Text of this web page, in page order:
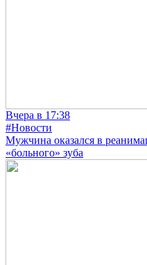
Вчера в 17:38
#Новости
Мужчина оказался в
«больного» зуба